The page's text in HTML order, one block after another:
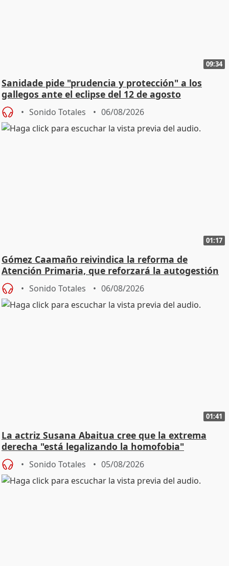
09:34
Sanidade pide "prudencia y protección" a los
gallegos ante el eclipse del 12 de agosto
Sonido Totales 06/08/2026
01:17
Gómez Caamaño reivindica la reforma de
Atención Primaria, que reforzará la autogestión
Sonido Totales 06/08/2026
01:41
La actriz Susana Abaitua cree que la extrema
derecha "está legalizando la homofobia"
Sonido Totales 05/08/2026